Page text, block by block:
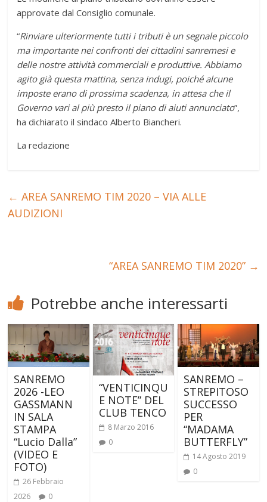
approvate dal Consiglio comunale.
“Rinviare ulteriormente tutti i tributi è un segnale piccolo
ma importante nei confronti dei cittadini sanremesi e
delle nostre attività commerciali e produttive. Abbiamo
agito già questa mattina, senza indugi, poiché alcune
imposte erano di prossima scadenza, in attesa che il
Governo vari al più presto il piano di aiuti annunciato”,
ha dichiarato il sindaco Alberto Biancheri.
La redazione
← AREA SANREMO TIM 2020 – VIA ALLE
AUDIZIONI
“AREA SANREMO TIM 2020” →
Potrebbe anche interessarti
SANREMO
2026 -LEO
GASSMANN
IN SALA
STAMPA
“Lucio Dalla”
(VIDEO E
FOTO)
26 Febbraio
2026
0
“VENTICINQU
E NOTE” DEL
CLUB TENCO
8 Marzo 2016
0
SANREMO –
STREPITOSO
SUCCESSO
PER
“MADAMA
BUTTERFLY”
14 Agosto 2019
0